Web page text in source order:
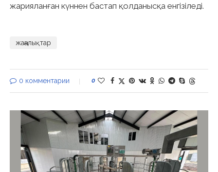
жарияланған күннен бастап қолданысқа енгізіледі.
жаңалықтар
0 комментарии 0